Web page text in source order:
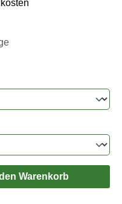
gewünschten
den Warenkorb